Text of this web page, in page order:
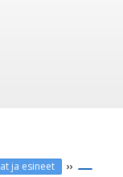
ja esineet ››